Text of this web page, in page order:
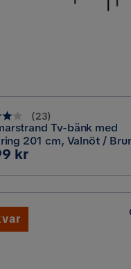
(23)
Tv-bänk med
201 cm, Valnöt /
kr